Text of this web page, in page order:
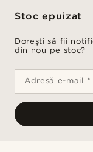
Stoc epuizat
Dorești să fii
din nou pe stoc?
Adresă e-mail *